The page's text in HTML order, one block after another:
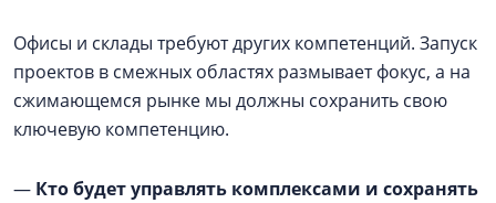
Офисы и склады требуют других компетенций. Запуск
проектов в смежных областях размывает фокус, а на
сжимающемся рынке мы должны сохранить свою
ключевую компетенцию.
— Кто будет управлять комплексами и сохранять